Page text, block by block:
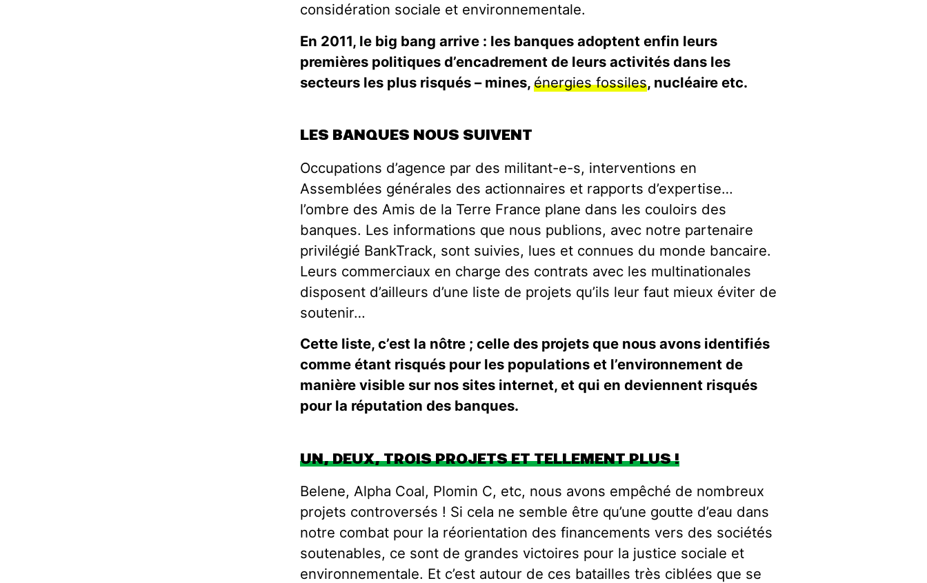
considération sociale et environnementale.
En 2011, le big bang arrive : les banques adoptent enfin leurs
premières politiques d’encadrement de leurs activités dans les
secteurs les plus risqués – mines,énergies fossiles, nucléaire etc.
LES BANQUES NOUS SUIVENT
Occupations d’agence par des militant-e-s, interventions en
Assemblées générales des actionnaires et rapports d’expertise…
l’ombre des Amis de la Terre France plane dans les couloirs des
banques. Les informations que nous publions, avec notre partenaire
privilégié BankTrack, sont suivies, lues et connues du monde bancaire.
Leurs commerciaux en charge des contrats avec les multinationales
disposent d’ailleurs d’une liste de projets qu’ils leur faut mieux éviter de
soutenir…
Cette liste, c’est la nôtre ; celle des projets que nous avons identifiés
comme étant risqués pour les populations et l’environnement de
manière visible sur nos sites internet, et qui en deviennent risqués
pour la réputation des banques.
UN, DEUX, TROIS PROJETS ET TELLEMENT PLUS !
Belene, Alpha Coal, Plomin C, etc, nous avons empêché de nombreux
projets controversés ! Si cela ne semble être qu’une goutte d’eau dans
notre combat pour la réorientation des financements vers des sociétés
soutenables, ce sont de grandes victoires pour la justice sociale et
environnementale. Et c’est autour de ces batailles très ciblées que se